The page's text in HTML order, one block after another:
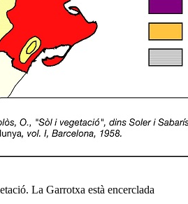
La Garrotxa està encerclada